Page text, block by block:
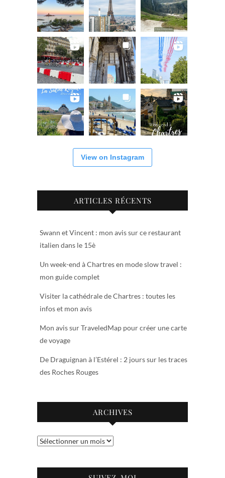
View on Instagram
ARTICLES RÉCENTS
Swann et Vincent : mon avis sur ce restaurant
italien dans le 15è
Un week-end à Chartres en mode slow travel :
mon guide complet
Visiter la cathédrale de Chartres : toutes les
infos et mon avis
Mon avis sur TraveledMap pour créer une carte
de voyage
De Draguignan à l’Estérel : 2 jours sur les traces
des Roches Rouges
ARCHIVES
Archives